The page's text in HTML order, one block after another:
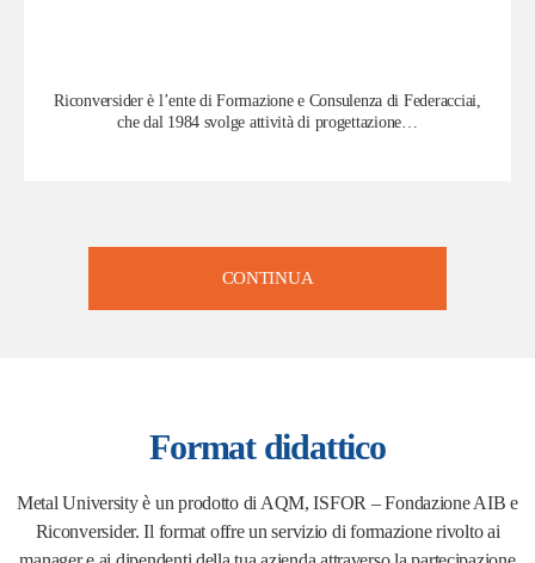
Riconversider è l’ente di Formazione e Consulenza di Federacciai,
che dal 1984 svolge attività di progettazione…
CONTINUA
Format didattico
Metal University è un prodotto di AQM,ISFOR – Fondazione AIB e
Riconversider. Il format offre un servizio di formazionerivolto ai